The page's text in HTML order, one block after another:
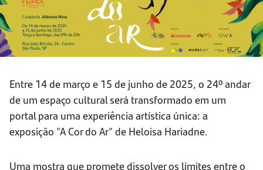
Entre 14 de março e 15 de junho de 2025, o 24º andar
de um espaço cultural será transformado em um
portal para uma experiência artística única: a
exposição "A Cor do Ar" de Heloisa Hariadne.
Uma mostra que promete dissolver os limites entre o